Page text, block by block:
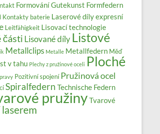
FormováníGutekunst Formfedern
Kontakty baterie Laserové díly expresní
Leitfähigkeit Lisovací technologie
části Lisované díly Listové
Metallclips Metalle Metallfedern Měď
v tahu Plechy z pružinové oceli Ploché
Pozitivní spojení Pružinová ocel
Spiralfedern Technische Federn
pružinyTvarové